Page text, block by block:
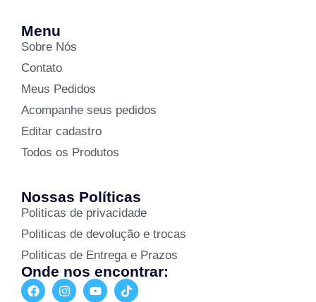
Menu
Sobre Nós
Contato
Meus Pedidos
Acompanhe seus pedidos
Editar cadastro
Todos os Produtos
Nossas Políticas
Politicas de privacidade
Politicas de devolução e trocas
Politicas de Entrega e Prazos
Onde nos encontrar: